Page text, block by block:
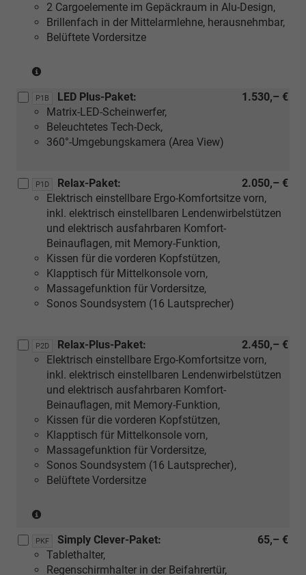
2 Cargoelemente im Gepäckraum in Alu-Design,
Brillenfach in der Mittelarmlehne, herausnehmbar,
Belüftete Vordersitze
Verbindung
mit:
[ZH]
Design
in
Schwarz
oder
[YE]
Design
Selection
Suite
in
Keramik)
P1B 1.530,– €
LED Plus-Paket:
Matrix-LED-Scheinwerfer,
Beleuchtetes Tech-Deck,
360°-Umgebungskamera (Area View)
P1D 2.050,– €
Relax-Paket:
Elektrisch einstellbare Ergo-Komfortsitze vorn,
inkl. elektrisch einstellbaren Lendenwirbelstützen
und elektrisch ausfahrbaren Komfort-
Beinauflagen, mit Memory-Funktion,
Kissen für die vorderen Kopfstützen,
Klapptisch für Mittelkonsole vorn,
Massagefunktion für Vordersitze,
Sonos Soundsystem (16 Lautsprecher)
P2D 2.450,– €
Relax-Plus-Paket:
Elektrisch einstellbare Ergo-Komfortsitze vorn,
inkl. elektrisch einstellbaren Lendenwirbelstützen
und elektrisch ausfahrbaren Komfort-
Beinauflagen, mit Memory-Funktion,
Kissen für die vorderen Kopfstützen,
Klapptisch für Mittelkonsole vorn,
Massagefunktion für Vordersitze,
Sonos Soundsystem (16 Lautsprecher),
Belüftete Vordersitze
Verbindung
mit:
[ZH]
PKF 65,– €
Simply Clever-Paket:
Tablethalter,
Regenschirmhalter in der Beifahrertür,